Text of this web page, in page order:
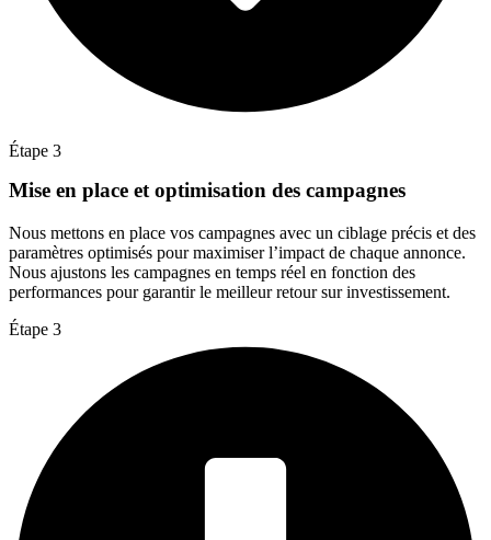
Étape 3
Mise en place et optimisation des campagnes
Nous mettons en place vos campagnes avec un ciblage précis et des
paramètres optimisés pour maximiser l’impact de chaque annonce.
Nous ajustons les campagnes en temps réel en fonction des
performances pour garantir le meilleur retour sur investissement.
Étape 3